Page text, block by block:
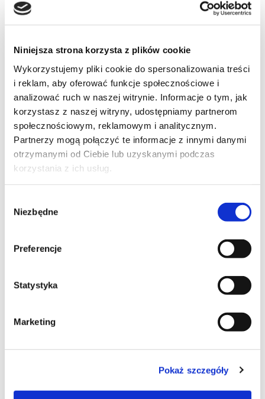
Niniejsza strona korzysta z plików cookie
Wykorzystujemy pliki cookie do spersonalizowania treści
i reklam, aby oferować funkcje społecznościowe i
analizować ruch w naszej witrynie. Informacje o tym, jak
korzystasz z naszej witryny, udostępniamy partnerom
społecznościowym, reklamowym i analitycznym.
Partnerzy mogą połączyć te informacje z innymi danymi
otrzymanymi od Ciebie lub uzyskanymi podczas
korzystania z ich usług.
zgody
Niezbędne
Preferencje
Statystyka
Marketing
Pokaż szczegóły
Fotos de eventos y fiestas
Graduación 2025